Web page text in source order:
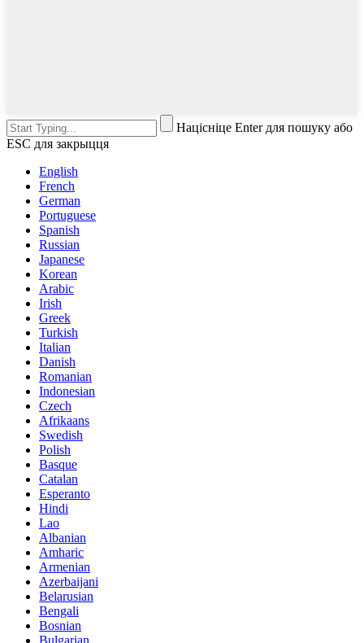
Націсніце Enter для пошуку або
ESC для закрыцця
English
French
German
Portuguese
Spanish
Russian
Japanese
Korean
Arabic
Irish
Greek
Turkish
Italian
Danish
Romanian
Indonesian
Czech
Afrikaans
Swedish
Polish
Basque
Catalan
Esperanto
Hindi
Lao
Albanian
Amharic
Armenian
Azerbaijani
Belarusian
Bengali
Bosnian
Bulgarian